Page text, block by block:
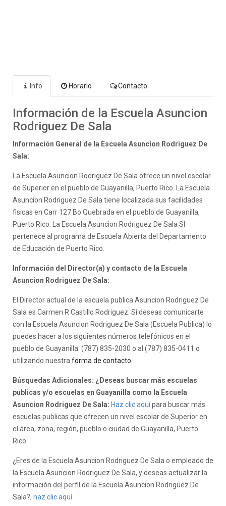
Info Horario Contacto
Información de la Escuela Asuncion
Rodriguez De Sala
Información General de la Escuela Asuncion Rodriguez De
Sala:
La Escuela Asuncion Rodriguez De Sala ofrece un nivel escolar
de Superior en el pueblo de Guayanilla, Puerto Rico. La Escuela
Asuncion Rodriguez De Sala tiene localizada sus facilidades
fisicas en Carr 127 Bo Quebrada en el pueblo de Guayanilla,
Puerto Rico. La Escuela Asuncion Rodriguez De Sala SI
pertenece al programa de Escuela Abierta del Departamento
de Educación de Puerto Rico.
Información del Director(a) y contacto de la Escuela
Asuncion Rodriguez De Sala:
El Director actual de la escuela publica Asuncion Rodriguez De
Sala es Carmen R Castillo Rodriguez. Si deseas comunicarte
con la Escuela Asuncion Rodriguez De Sala (Escuela Publica) lo
puedes hacer a los siguientes números telefónicos en el
pueblo de Guayanilla: (787) 835-2030 o al (787) 835-0411 o
utilizando nuestra forma de contacto
Búsquedas Adicionales: ¿Deseas buscar más escuelas
publicas y/o escuelas en Guayanilla como la Escuela
Asuncion Rodriguez De Sala: Haz clic aquípara buscar más
escuelas publicas que ofrecen un nivel escolar de Superior en
el área, zona, región, pueblo o ciudad de Guayanilla, Puerto
Rico.
¿Eres de la Escuela Asuncion Rodriguez De Sala o empleado de
la Escuela Asuncion Rodriguez De Sala, y deseas actualizar la
información del perfil de la Escuela Asuncion Rodriguez De
Sala?, haz clic aquí.